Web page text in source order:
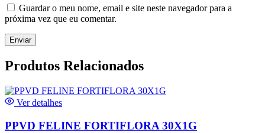
Guardar o meu nome, email e site neste navegador para a
próxima vez que eu comentar.
Produtos Relacionados
Ver detalhes
PPVD FELINE FORTIFLORA 30X1G